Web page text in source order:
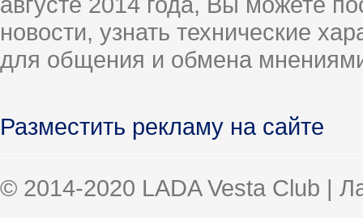
новости, узнать технические
для общения и обмена
Разместить рекламу на сайте
© 2014-2020 LADA Vesta Club |